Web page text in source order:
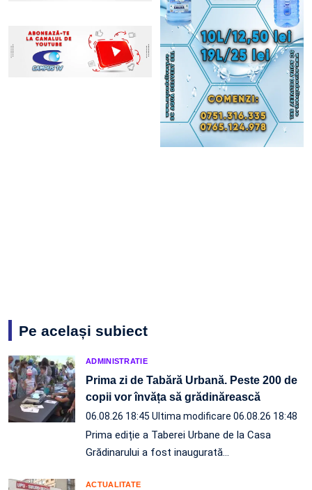
Pe același subiect
ADMINISTRATIE
Prima zi de Tabără Urbană. Peste 200 de
copii vor învăța să grădinărească
06.08.26 18:45 Ultima modificare 06.08.26 18:48
Prima ediție a Taberei Urbane de la Casa
Grădinarului a fost inaugurată…
ACTUALITATE